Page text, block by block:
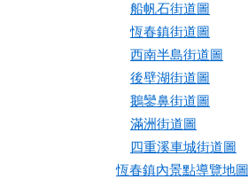
船帆石街道圖
恆春鎮街道圖
西南半島街道圖
後壁湖街道圖
鵝鑾鼻街道圖
滿洲街道圖
四重溪車城街道圖
恆春鎮內景點導覽地圖